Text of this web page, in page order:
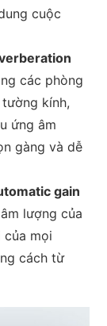
cuộc
các phòng
kính,
ứng âm
gàng và dễ
gain
lượng của
của mọi
cách từ